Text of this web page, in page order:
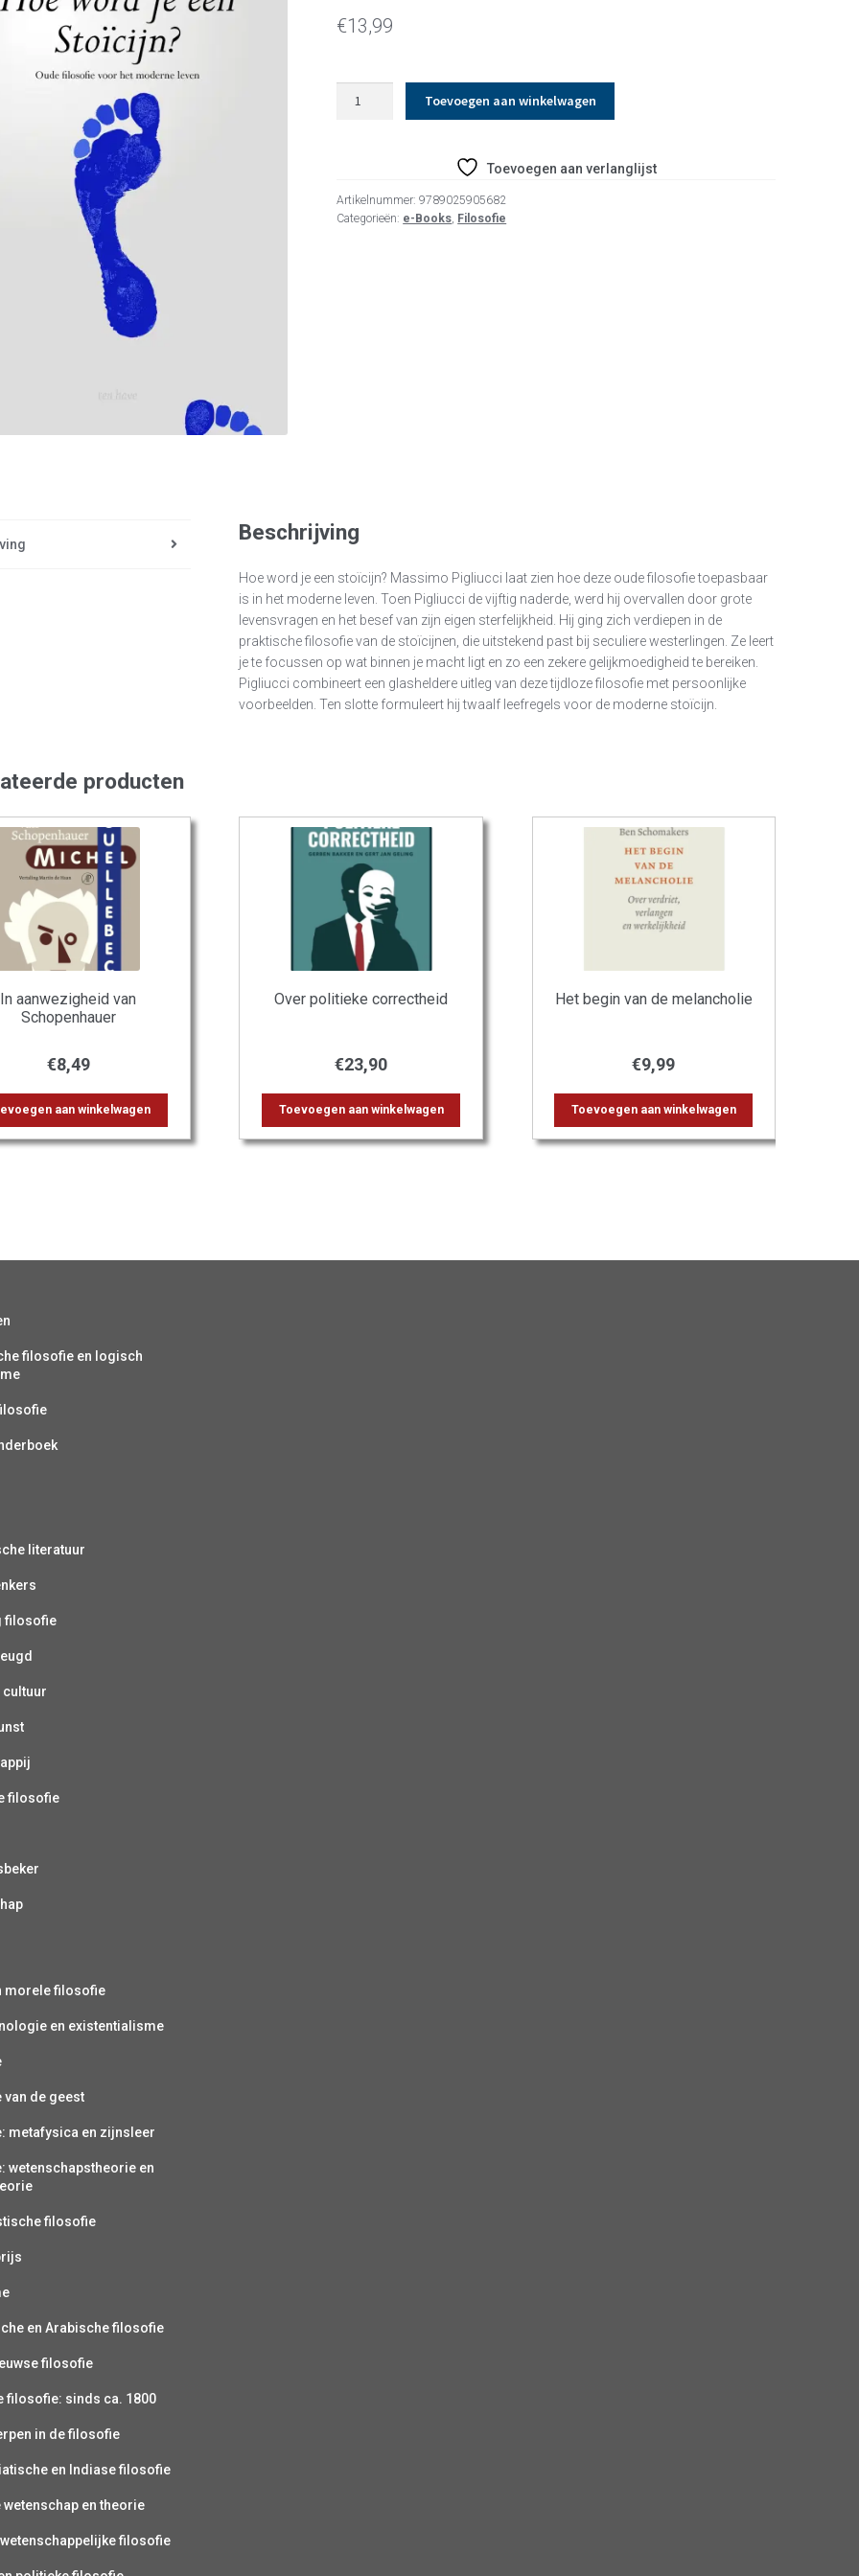
€13,99
aantal
Toevoegen aan winkelwagen
Toevoegen aan verlanglijst
Artikelnummer:9789025905682
Categorieën: e-Books, Filosofie
Beschrijving
Hoe word je een stoïcijn? Massimo Pigliucci laat zien hoe deze oude filosofie toepasbaar
is in het moderne leven. Toen Pigliucci de vijftig naderde, werd hij overvallen door grote
levensvragen en het besef van zijn eigen sterfelijkheid. Hij ging zich verdiepen in de
praktische filosofie van de stoïcijnen, die uitstekend past bij seculiere westerlingen. Ze leert
je te focussen op wat binnen je macht ligt en zo een zekere gelijkmoedigheid te bereiken.
Pigliucci combineert een glasheldere uitleg van deze tijdloze filosofie met persoonlijke
voorbeelden. Ten slotte formuleert hij twaalf leefregels voor de moderne stoïcijn.
producten
In aanwezigheid van
Schopenhauer
€8,49
aan winkelwagen
Over politieke correctheid
€23,90
Toevoegen aan winkelwagen
Het begin van de melancholie
€9,99
Toevoegen aan winkelwagen
filosofie en logisch
literatuur
filosofie
cultuur
filosofie
morele filosofie
en existentialisme
de geest
metafysica en zijnsleer
wetenschapstheorie en
filosofie
en Arabische filosofie
filosofie
filosofie: sinds ca. 1800
in de filosofie
en Indiase filosofie
en theorie
filosofie